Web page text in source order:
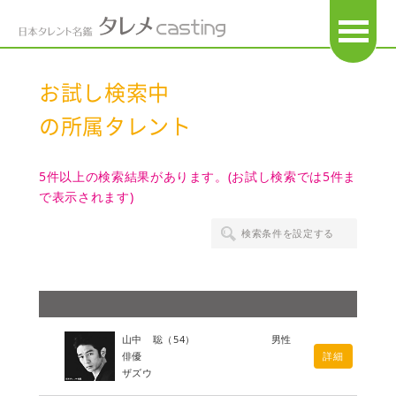
お試し検索中
の所属タレント
5件以上の検索結果があります。(お試し検索では5件ま
で表示されます)
検索条件を設定する
山中 聡 （54）
男性
俳優
ザズウ
詳細